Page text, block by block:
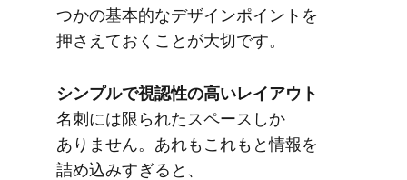
つかの​基本的な​デザインポイントを​
押さえておく​ことが​大切です。
シンプルで​視認性の​高い​レイアウト
名刺には​限られた​スペースしか​
ありません。​あれも​これもと​情報を​
詰め込みすぎると、​